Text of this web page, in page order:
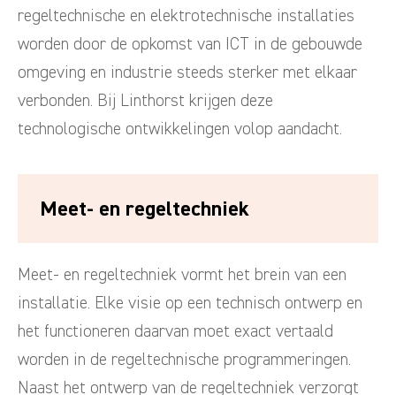
regeltechnische en elektrotechnische installaties
worden door de opkomst van ICT in de gebouwde
omgeving en industrie steeds sterker met elkaar
verbonden. Bij Linthorst krijgen deze
technologische ontwikkelingen volop aandacht.
Meet- en regeltechniek
Meet- en regeltechniek vormt het brein van een
installatie. Elke visie op een technisch ontwerp en
het functioneren daarvan moet exact vertaald
worden in de regeltechnische programmeringen.
Naast het ontwerp van de regeltechniek verzorgt